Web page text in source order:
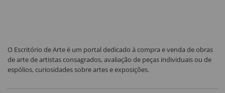
O Escritório de Arte é um portal dedicado à compra e venda de obras
de arte de artistas consagrados, avaliação de peças individuais ou de
espólios, curiosidades sobre artes e exposições.